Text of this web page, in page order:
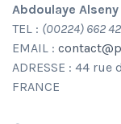
Abdoulaye Alseny
TEL : (00224) 662
EMAIL :
ADRESSE : 44
FRANCE